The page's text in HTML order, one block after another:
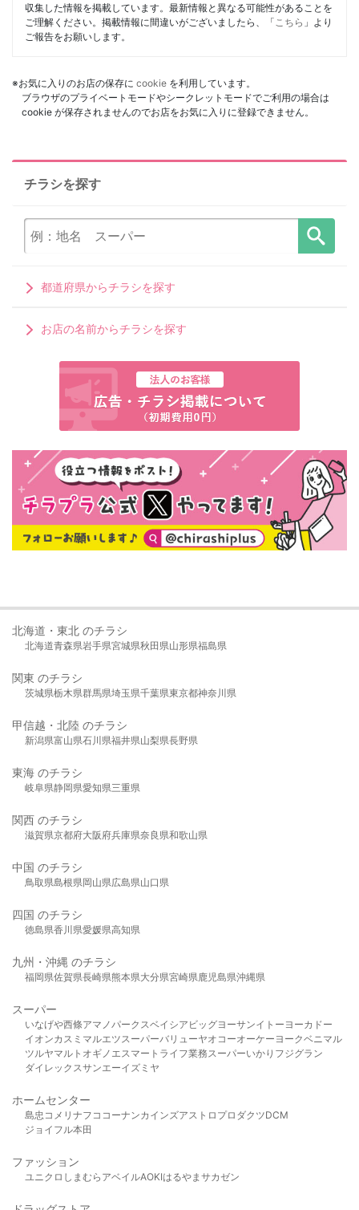
収集した情報を掲載しています。最新情報と異なる可能性があることを
ご理解ください。掲載情報に間違いがございましたら、「 こちら 」より
ご報告をお願いします。
※お気に入りのお店の保存に cookie を利用しています。
ブラウザのプライベートモードやシークレットモードでご利用の場合は
cookie が保存されませんのでお店をお気に入りに登録できません。
チラシを探す
都道府県からチラシを探す
お店の名前からチラシを探す
北海道・東北 のチラシ
北海道青森県岩手県宮城県秋田県山形県福島県
関東 のチラシ
茨城県栃木県群馬県埼玉県千葉県東京都神奈川県
甲信越・北陸 のチラシ
新潟県富山県石川県福井県山梨県長野県
東海 のチラシ
岐阜県静岡県愛知県三重県
関西 のチラシ
滋賀県京都府大阪府兵庫県奈良県和歌山県
中国 のチラシ
鳥取県島根県岡山県広島県山口県
四国 のチラシ
徳島県香川県愛媛県高知県
九州・沖縄 のチラシ
福岡県佐賀県長崎県熊本県大分県宮崎県鹿児島県沖縄県
スーパー
いなげや西條アマノパークスベイシア ビッグヨーサンイトーヨーカドー
イオンカスミ マルエツスーパーバリューヤオコーオーケー ヨークベニマル
ツルヤマルト オギノ エスマート ライフ業務スーパーいかり フジグラン
ダイレックスサンエーイズミヤ
ホームセンター
島忠 コメリ ナフコ コーナンカインズアストロプロダクツDCM
ジョイフル本田
ファッション
ユニクロ しまむら アベイルAOKIはるやま サカゼン